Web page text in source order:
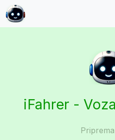
iFahrer -